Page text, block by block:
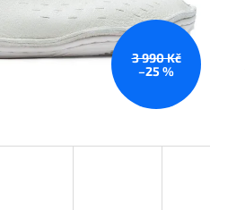
3 990 Kč
–25 %